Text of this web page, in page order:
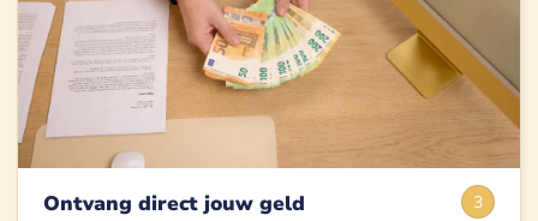
3
Ontvang direct jouw geld